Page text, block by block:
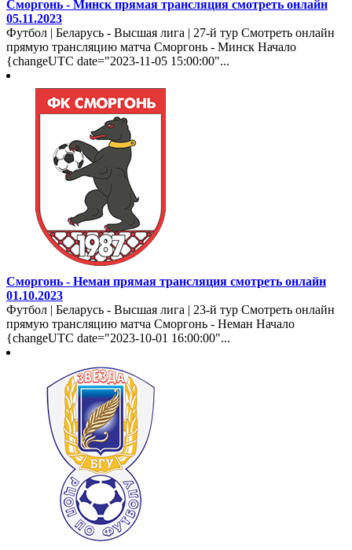
Сморгонь - Минск прямая трансляция смотреть онлайн
05.11.2023
Футбол | Беларусь - Высшая лига | 27-й тур Смотреть онлайн
прямую трансляцию матча Сморгонь - Минск Начало
{changeUTC date="2023-11-05 15:00:00"...
Сморгонь - Неман прямая трансляция смотреть онлайн
01.10.2023
Футбол | Беларусь - Высшая лига | 23-й тур Смотреть онлайн
прямую трансляцию матча Сморгонь - Неман Начало
{changeUTC date="2023-10-01 16:00:00"...